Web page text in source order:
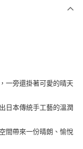
商業銀行
業銀行
銀行
一旁還掛著可愛的晴天
日本傳統手工藝的溫潤
間帶來一份晴朗、愉悅